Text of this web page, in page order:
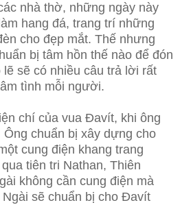
nhà thờ, những ngày này
hang đá, trang trí những
cho đẹp mắt. Thế nhưng
bị tâm hồn thế nào để đón
sẽ có nhiều câu trả lời rất
tình mỗi người.
chí của vua Đavít, khi ông
chuẩn bị xây dựng cho
cung điện khang trang
tiên tri Nathan, Thiên
không cần cung điện mà
sẽ chuẩn bị cho Đavít